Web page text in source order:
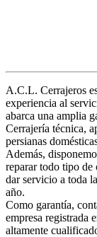
A.C.L. Cerrajeros
experiencia al
abarca una amplia
Cerrajería técnica,
persianas
Además,
reparar todo tipo de
dar servicio a toda
año.
Como garantía,
empresa registrada
altamente